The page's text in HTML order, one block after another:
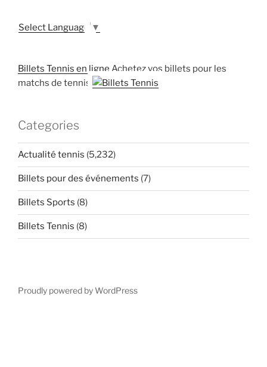
Select Language ▼
Billets Tennis en ligne Achetez vos billets pour les
matchs de tennis
Categories
Actualité tennis (5,232)
Billets pour des événements (7)
Billets Sports (8)
Billets Tennis (8)
Proudly powered by WordPress